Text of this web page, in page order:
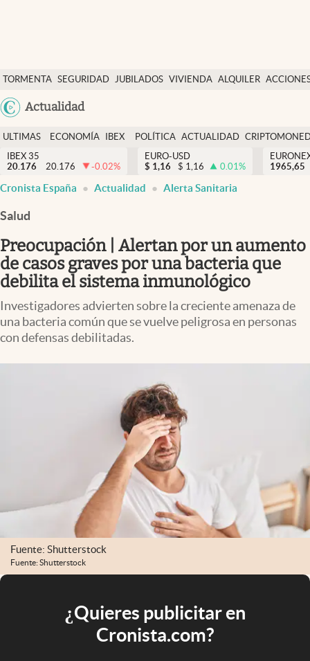
TORMENTA SEGURIDAD JUBILADOS VIVIENDA ALQUILER
USA
Actualidad
Economía y finanzas
Política
Actualidad
Criptomonedas
España
ULTIMAS
NOTICIAS
ECONOMÍA
FINANZAS
IBEX
EURO
POLÍTICA ACTUALIDAD
IBEX 35
20.176
20.176 -0.02%
EURO-USD
$ 1,16 $ 1,16 0.01%
1965,65
Cronista España Actualidad Alerta Sanitaria
Salud
Preocupación | Alertan por un aumento
de casos graves por una bacteria que
debilita el sistema inmunológico
Investigadores advierten sobre la creciente amenaza de
una bacteria común que se vuelve peligrosa en personas
con defensas debilitadas.
Fuente: Shutterstock
Fuente: Shutterstock
¿Quieres publicitar en
Cronista.com?